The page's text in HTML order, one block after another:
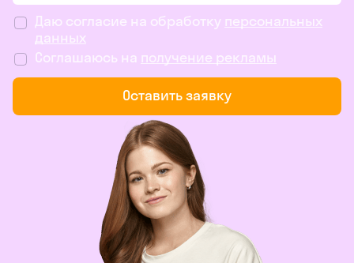
Даю согласие на обработку персональных
данных
Соглашаюсь на получение рекламы
Оставить заявку